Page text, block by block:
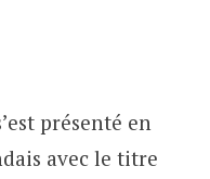
présenté en
avec le titre